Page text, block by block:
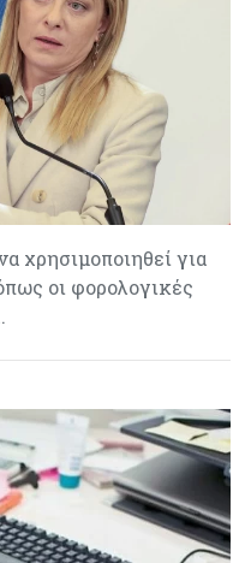
χρησιμοποιηθεί για
οι φορολογικές